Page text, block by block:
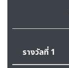
รางวัลที่ 1